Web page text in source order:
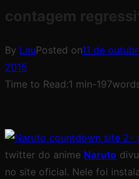
contagem
By LauPosted on11 de
2015
Time to Read:1 min-197
twitter do anime Naruto
no site oficial. Nele foi